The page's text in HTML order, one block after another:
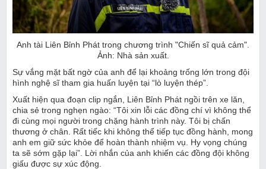
Anh tài Liên Bỉnh Phát trong chương trình "Chiến sĩ quả cảm".
Ảnh: Nhà sản xuất.
Sự vắng mặt bất ngờ của anh để lại khoảng trống lớn trong đội
hình nghệ sĩ tham gia huấn luyện tại “lò luyện thép”.
Xuất hiện qua đoạn clip ngắn, Liên Bỉnh Phát ngồi trên xe lăn,
chia sẻ trong nghẹn ngào: “Tôi xin lỗi các đồng chí vì không thể
đi cùng mọi người trong chặng hành trình này. Tôi bị chấn
thương ở chân. Rất tiếc khi không thể tiếp tục đồng hành, mong
anh em giữ sức khỏe để hoàn thành nhiệm vụ. Hy vọng chúng
ta sẽ sớm gặp lại”. Lời nhắn của anh khiến các đồng đội không
giấu được sự xúc động.